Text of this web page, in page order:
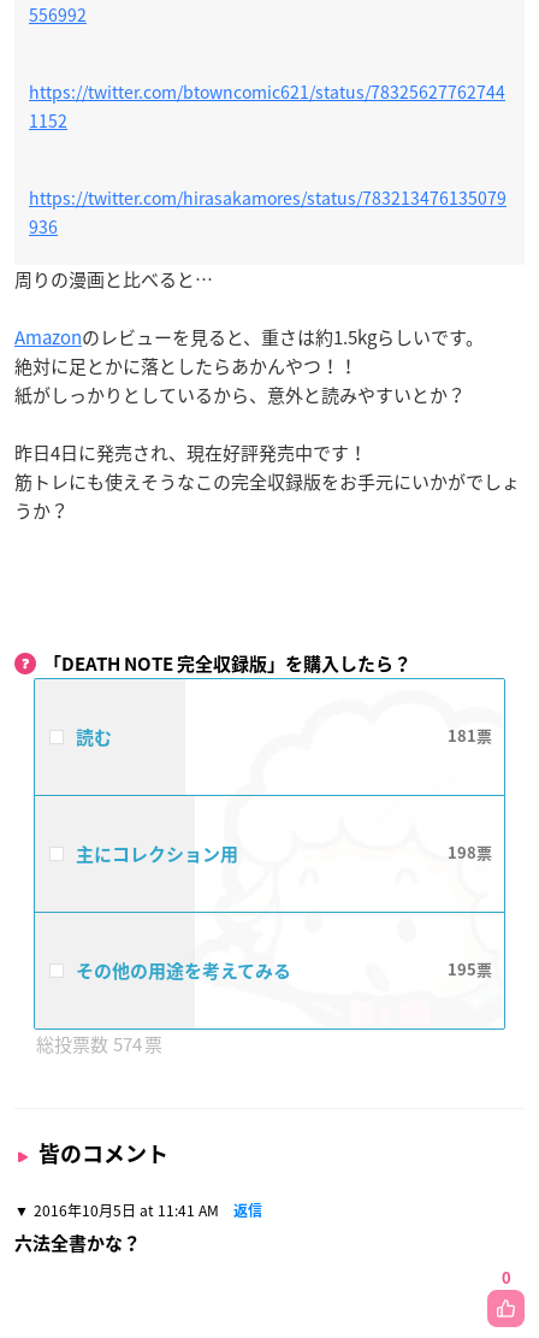
556992
https://twitter.com/btowncomic621/status/78325627762744
1152
https://twitter.com/hirasakamores/status/783213476135079
936
周りの漫画と比べると…
Amazonのレビューを見ると、重さは約1.5kgらしいです。
絶対に足とかに落としたらあかんやつ！！
紙がしっかりとしているから、意外と読みやすいとか？
昨日4日に発売され、現在好評発売中です！
筋トレにも使えそうなこの完全収録版をお手元にいかがでしょ
うか？
「DEATH NOTE 完全収録版​」を購入したら？
読む 181
主にコレクション用 198
その他の用途を考えてみる 195
574
皆のコメント
2016年10月5日 at 11:41 AM 返信
六法全書かな？
0